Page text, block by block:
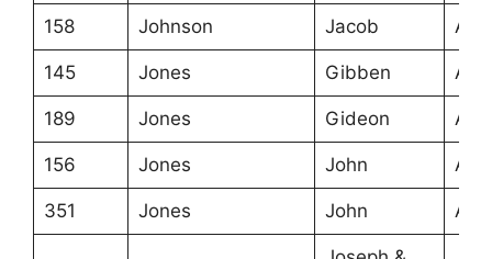
158 Johnson Jacob
145 Jones Gibben
189 Jones Gideon
156 Jones John
351 Jones John